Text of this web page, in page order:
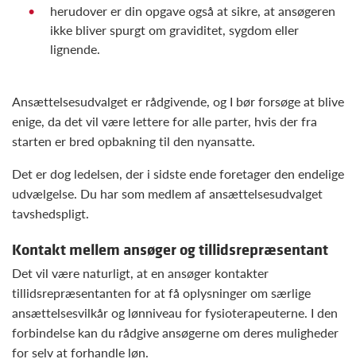
herudover er din opgave også at sikre, at ansøgeren
ikke bliver spurgt om graviditet, sygdom eller
lignende.
Ansættelsesudvalget er rådgivende, og I bør forsøge at blive
enige, da det vil være lettere for alle parter, hvis der fra
starten er bred opbakning til den nyansatte.
Det er dog ledelsen, der i sidste ende foretager den endelige
udvælgelse. Du har som medlem af ansættelsesudvalget
tavshedspligt.
Kontakt mellem ansøger og tillidsrepræsentant
Det vil være naturligt, at en ansøger kontakter
tillidsrepræsentanten for at få oplysninger om særlige
ansættelsesvilkår og lønniveau for fysioterapeuterne. I den
forbindelse kan du rådgive ansøgerne om deres muligheder
for selv at forhandle løn.